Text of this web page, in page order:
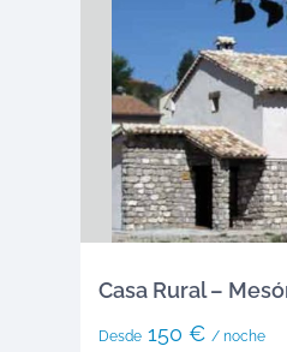
Casa Rural –
Desde150 € / noche